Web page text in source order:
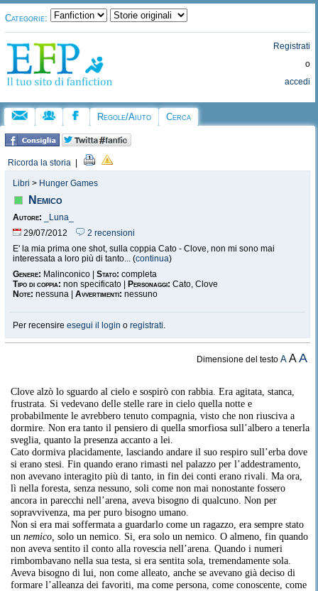
Categorie:
Registrati
o
accedi
Regole/Aiuto Cerca
Ricorda la storia
Libri > Hunger Games
Nemico
Autore:
_Luna_
29/07/2012
2 recensioni
E' la mia prima one shot, sulla coppia Cato - Clove, non mi sono mai
interessata a loro più di tanto... (continua)
Genere: Malinconico | Stato: completa
Tipo di coppia: non specificato | Personaggi: Cato, Clove
Note: nessuna | Avvertimenti: nessuno
Per recensire esegui il login o registrati.
Dimensione del testoA AA
Clove alzò lo sguardo al cielo e sospirò con rabbia. Era agitata, stanca,
frustrata. Si vedevano delle stelle rare in cielo quella notte e
probabilmente le avrebbero tenuto compagnia, visto che non riusciva a
dormire. Non era tanto il pensiero di quella smorfiosa sull’albero a tenerla
sveglia, quanto la presenza accanto a lei.
Cato dormiva placidamente, lasciando andare il suo respiro sull’erba dove
si erano stesi. Fin quando erano rimasti nel palazzo per l’addestramento,
non avevano interagito più di tanto, in fin dei conti erano rivali. Ma ora,
lì nella foresta, senza nessuno, soli come non mai nonostante fossero
ancora in parecchi nell’arena, aveva bisogno di qualcuno. Non per
sopravvivenza, ma per puro bisogno umano.
Non si era mai soffermata a guardarlo come un ragazzo, era sempre stato
un nemico, solo un nemico. Si, era solo un nemico. O almeno, fin quando
non aveva sentito il conto alla rovescia nell’arena. Quando i numeri
rimbombavano nella sua testa, si era sentita sola, tremendamente sola.
Aveva bisogno di lui, non come alleato, anche se avevano già deciso di
formare l’alleanza dei favoriti, ma come persona, come conoscente, come